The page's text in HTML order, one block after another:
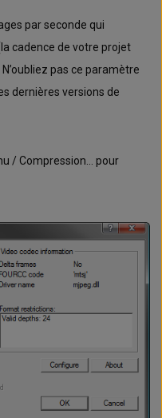
par seconde qui
cadence de votre projet
pas ce paramètre
dernières versions de
/ Compression… pour